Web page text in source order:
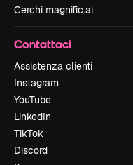
Cerchi magnific.ai
Contattaci
Assistenza clienti
Instagram
YouTube
LinkedIn
TikTok
Discord